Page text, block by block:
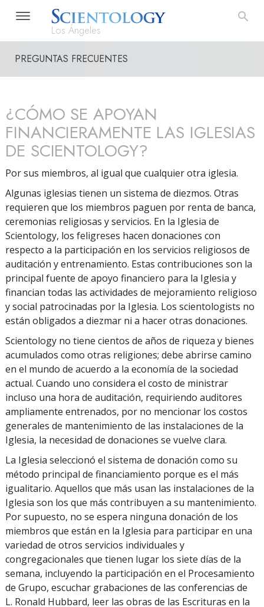
Los Ángeles
PREGUNTAS FRECUENTES
¿CÓMO SE APOYAN
FINANCIERAMENTE LAS IGLESIAS
DE SCIENTOLOGY?
Por sus miembros, al igual que cualquier otra iglesia.
Algunas iglesias tienen un sistema de diezmos. Otras
requieren que los miembros paguen por renta de banca,
ceremonias religiosas y servicios. En la Iglesia de
Scientology, los feligreses hacen donaciones con
respecto a la participación en los servicios religiosos de
auditación y entrenamiento. Estas contribuciones son la
principal fuente de apoyo financiero para la Iglesia y
financian todas las actividades de mejoramiento religioso
y social patrocinadas por la Iglesia. Los scientologists no
están obligados a diezmar ni a hacer otras donaciones.
Scientology no tiene cientos de años de riqueza y bienes
acumulados como otras religiones; debe abrirse camino
en el mundo de acuerdo a la economía de la sociedad
actual. Cuando uno considera el costo de ministrar
incluso una hora de auditación, requiriendo auditores
ampliamente entrenados, por no mencionar los costos
generales de mantenimiento de las instalaciones de la
Iglesia, la necesidad de donaciones se vuelve clara.
La Iglesia seleccionó el sistema de donación como su
método principal de financiamiento porque es el más
igualitario. Aquellos que más usan las instalaciones de la
Iglesia son los que más contribuyen a su mantenimiento.
Por supuesto, no se espera ninguna donación de los
miembros que están en la Iglesia para participar en una
variedad de otros servicios individuales y
congregacionales que tienen lugar los siete días de la
semana, incluyendo la participación en el Procesamiento
de Grupo, escuchar grabaciones de las conferencias de
L. Ronald Hubbard, leer las obras de las Escrituras en la